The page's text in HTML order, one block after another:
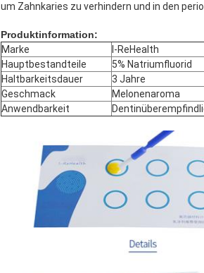
um Zahnkaries zu verhindern und in den
Produktinformation:
Marke
I-ReHealth
Hauptbestandteile
5% Natriumfluorid
Haltbarkeitsdauer
3 Jahre
Geschmack
Melonenaroma
Anwendbarkeit